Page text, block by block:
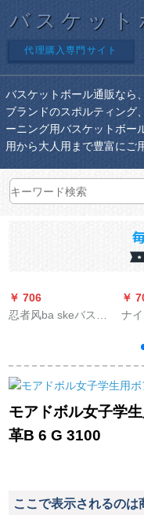
バスケッ
代理購入専門サイト
バスケットボール通販なら
ブランドのスポルティング
ーニング用バスケットボー
用から大人用まで豊富にご
￥ 706
忍者风ba skeバスケ
ックbass skeバッ
グ/bass keバッグ
￥
ナ
ボ
公
モアドボル女子学
革B 6 G 3100
ここで表示されるの